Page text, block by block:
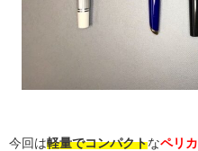
今回は軽量でコンパクトなペリ